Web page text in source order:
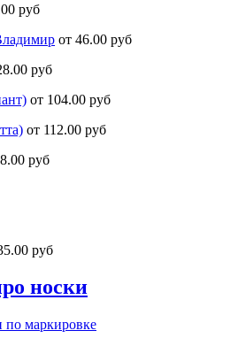
руб
от 46.00 руб
руб
от 104.00 руб
от 112.00 руб
руб
руб
носки
по маркировке